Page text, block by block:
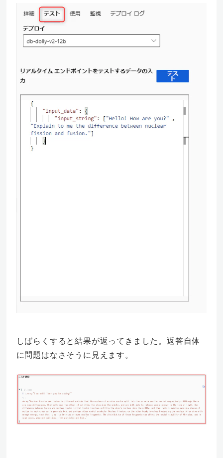
しばらくすると結果が返ってきました。返答自体
に問題はなさそうに見えます。